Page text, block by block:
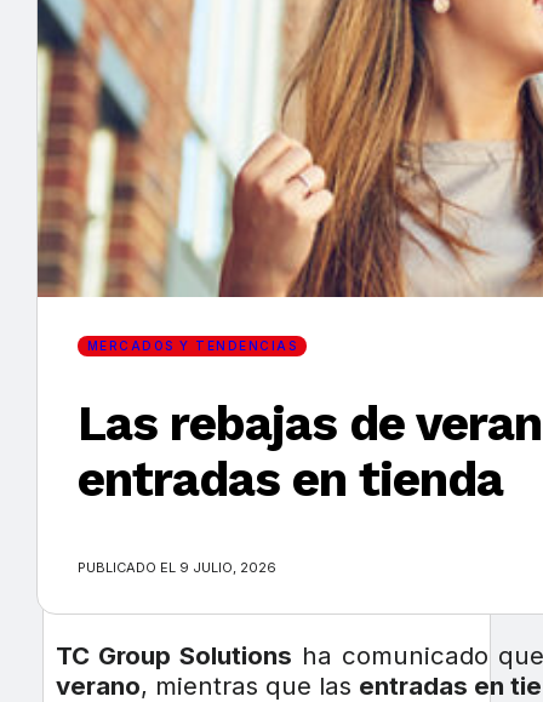
MERCADOS Y TENDENCIAS
EVENTOS
HEMEROTECA
Encuentra tu noticia
MERCADOS Y TENDENCIAS
Las rebajas de
entradas en tienda
PUBLICADO EL 9 JULIO, 2026
TC Group Solutions ha comunicado
verano, mientras que las entradas en